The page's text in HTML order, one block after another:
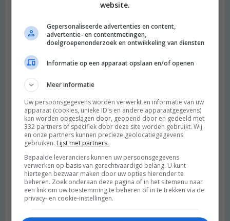
website.
Gepersonaliseerde advertenties en content,
advertentie- en contentmetingen,
doelgroepenonderzoek en ontwikkeling van diensten
Informatie op een apparaat opslaan en/of openen
Meer informatie
Uw persoonsgegevens worden verwerkt en informatie van uw
apparaat (cookies, unieke ID's en andere apparaatgegevens)
kan worden opgeslagen door, geopend door en gedeeld met
332 partners of specifiek door deze site worden gebruikt. Wij
en onze partners kunnen precieze geolocatiegegevens
gebruiken. Lijst met partners.
Bepaalde leveranciers kunnen uw persoonsgegevens
verwerken op basis van gerechtvaardigd belang. U kunt
hiertegen bezwaar maken door uw opties hieronder te
beheren. Zoek onderaan deze pagina of in het sitemenu naar
een link om uw toestemming te beheren of in te trekken via de
privacy- en cookie-instellingen.